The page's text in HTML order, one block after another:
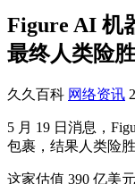
Figure AI 机
最终人类险胜
久久百科 网络资讯
5 月 19 日消息，
包裹，结果人类险胜
这家估值 390 亿美